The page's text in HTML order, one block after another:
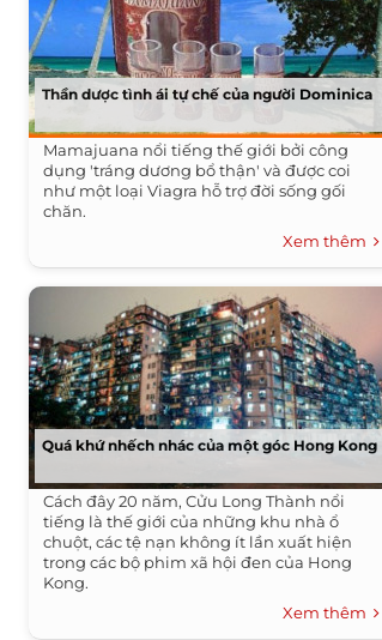
Thần dược tình ái tự chế của người Dominica
Mamajuana nổi tiếng thế giới bởi công
dụng 'tráng dương bổ thận' và được coi
như một loại Viagra hỗ trợ đời sống gối
chăn.
Xem thêm
Quá khứ nhếch nhác của một góc Hong Kong
Cách đây 20 năm, Cửu Long Thành nổi
tiếng là thế giới của những khu nhà ổ
chuột, các tệ nạn không ít lần xuất hiện
trong các bộ phim xã hội đen của Hong
Kong.
Xem thêm